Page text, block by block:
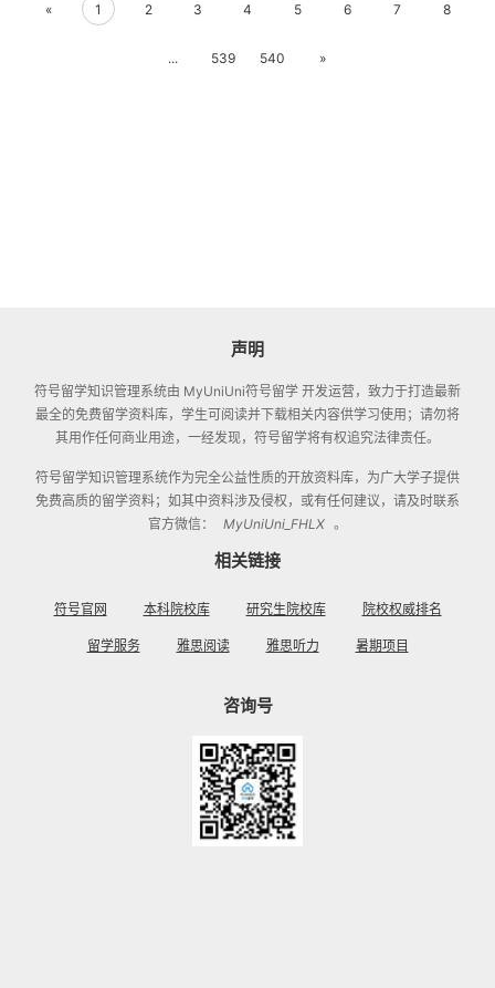
« 1 2 3 4 5 6 7 8
... 539 540 »
声明
符号留学知识管理系统由 MyUniUni符号留学 开发运营，致力于打造最新
最全的免费留学资料库，学生可阅读并下载相关内容供学习使用；请勿将
其用作任何商业用途，一经发现，符号留学将有权追究法律责任。
符号留学知识管理系统作为完全公益性质的开放资料库，为广大学子提供
免费高质的留学资料；如其中资料涉及侵权，或有任何建议，请及时联系
官方微信：
MyUniUni_FHLX 。
相关链接
符号官网 本科院校库 研究生院校库 院校权威排名
留学服务 雅思阅读 雅思听力 暑期项目
咨询号